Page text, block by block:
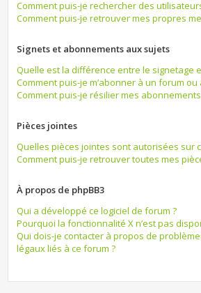
Comment puis-je rechercher des
Comment puis-je retrouver mes propres
Signets et abonnements aux sujets
Quelle est la différence entre le signetage
Comment puis-je m’abonner à un forum
Comment puis-je résilier mes
Pièces jointes
Quelles pièces jointes sont autorisées sur
Comment puis-je retrouver toutes mes
À propos de phpBB3
Qui a développé ce logiciel de forum ?
Pourquoi la fonctionnalité X n’est pas
Qui dois-je contacter à propos de
légaux liés à ce forum ?